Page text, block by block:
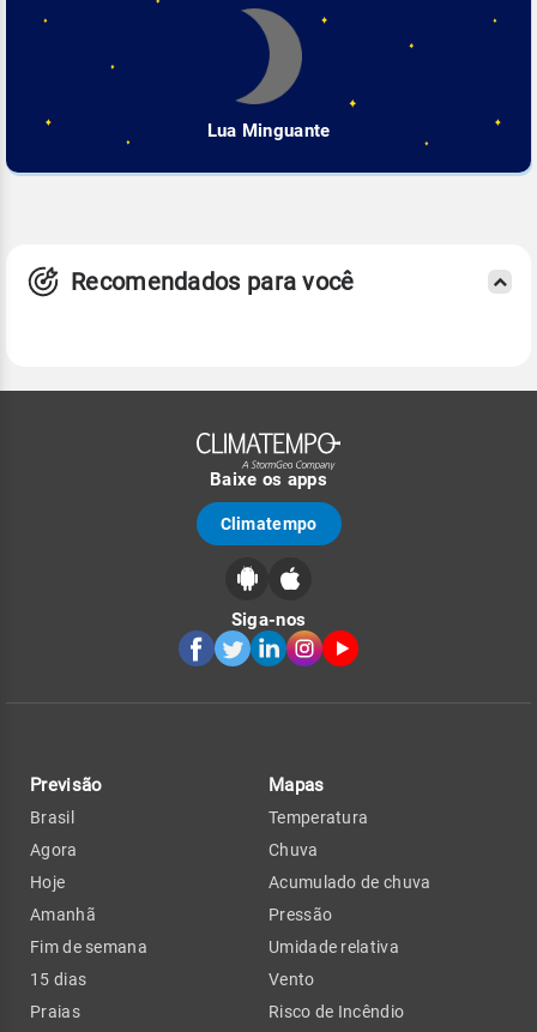
Lua Minguante
Recomendados para você
Baixe os apps
Climatempo
Siga-nos
Previsão
Brasil
Agora
Hoje
Amanhã
Fim de semana
15 dias
Praias
Mapas
Temperatura
Chuva
Acumulado de chuva
Pressão
Umidade relativa
Vento
Risco de Incêndio